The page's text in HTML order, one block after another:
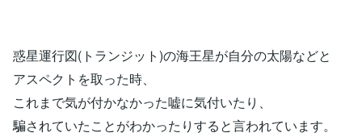
惑星運行図(トランジット)の海王星が自分の太陽などと
アスペクトを取った時、
これまで気が付かなかった嘘に気付いたり、
騙されていたことがわかったりすると言われています。